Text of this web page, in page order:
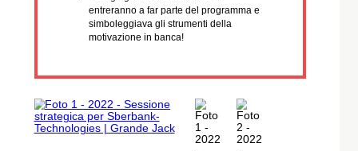
mangiare e muoversi tra le posizioni.
Il primo Festival di KVN che ha avuto
luogo a un livello decente: luce, suono,
paesaggio sono tutti coordinati da
fotografia è stata condotta sia alla
televisione presente KVNe.
Tula gingerbread sicuramente